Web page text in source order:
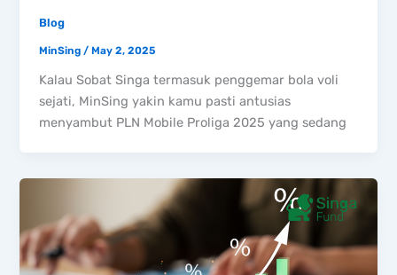
Blog
MinSing/May 2, 2025
Kalau Sobat Singa termasuk penggemar bola voli
sejati, MinSing yakin kamu pasti antusias
menyambut PLN Mobile Proliga 2025 yang sedang